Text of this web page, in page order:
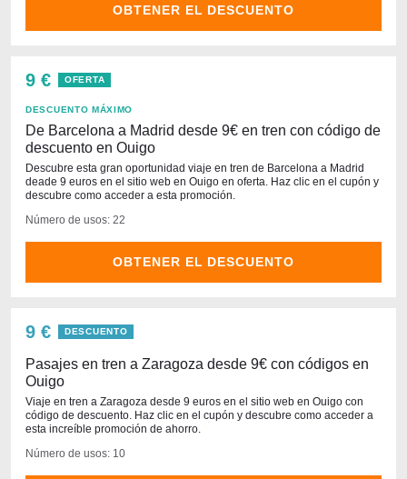
OBTENER EL DESCUENTO
9 € OFERTA
DESCUENTO MÁXIMO
De Barcelona a Madrid desde 9€ en tren con código de
descuento en Ouigo
Descubre esta gran oportunidad viaje en tren de Barcelona a Madrid
deade 9 euros en el sitio web en Ouigo en oferta. Haz clic en el cupón y
descubre como acceder a esta promoción.
Número de usos: 22
OBTENER EL DESCUENTO
9 € DESCUENTO
Pasajes en tren a Zaragoza desde 9€ con códigos en
Ouigo
Viaje en tren a Zaragoza desde 9 euros en el sitio web en Ouigo con
código de descuento. Haz clic en el cupón y descubre como acceder a
esta increíble promoción de ahorro.
Número de usos: 10